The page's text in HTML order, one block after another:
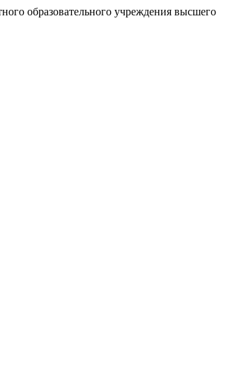
образовательного учреждения высшего